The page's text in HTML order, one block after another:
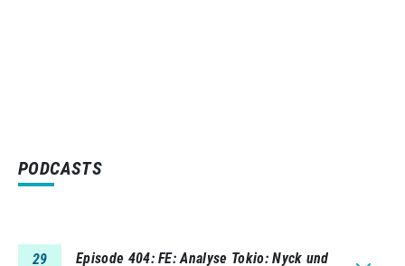
PODCASTS
29 Episode 404 FE: Analyse Tokio: Nyck und